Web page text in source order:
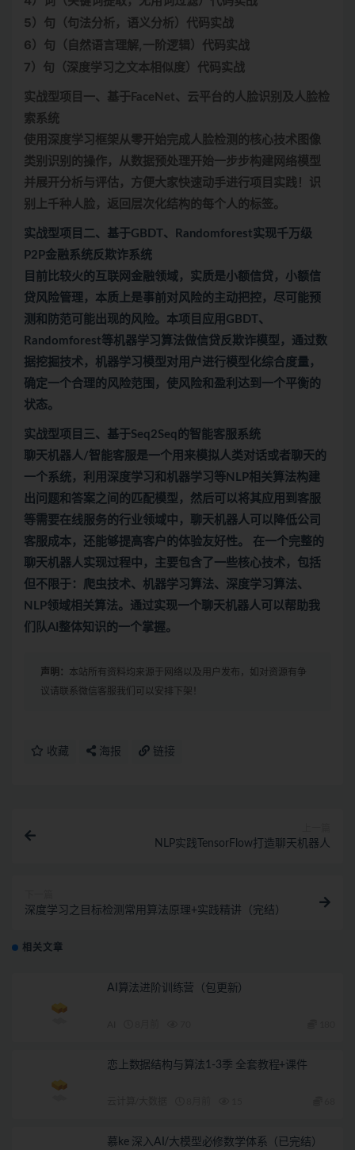
5）句（句法分析，语义分析）代码实战
6）句（自然语言理解,一阶逻辑）代码实战
7）句（深度学习之文本相似度）代码实战
实战型项目一、基于FaceNet、云平台的人脸识别及人脸检
索系统
使用深度学习框架从零开始完成人脸检测的核心技术图像
类别识别的操作，从数据预处理开始一步步构建网络模型
并展开分析与评估，方便大家快速动手进行项目实践！识
别上千种人脸，返回层次化结构的每个人的标签。
实战型项目二、基于GBDT、Randomforest实现千万级
P2P金融系统反欺诈系统
目前比较火的互联网金融领域，实质是小额信贷，小额信
贷风险管理，本质上是事前对风险的主动把控，尽可能预
测和防范可能出现的风险。本项目应用GBDT、
Randomforest等机器学习算法做信贷反欺诈模型，通过数
据挖掘技术，机器学习模型对用户进行模型化综合度量，
确定一个合理的风险范围，使风险和盈利达到一个平衡的
状态。
实战型项目三、基于Seq2Seq的智能客服系统
聊天机器人/智能客服是一个用来模拟人类对话或者聊天的
一个系统，利用深度学习和机器学习等NLP相关算法构建
出问题和答案之间的匹配模型，然后可以将其应用到客服
等需要在线服务的行业领域中，聊天机器人可以降低公司
客服成本，还能够提高客户的体验友好性。 在一个完整的
聊天机器人实现过程中，主要包含了一些核心技术，包括
但不限于：爬虫技术、机器学习算法、深度学习算法、
NLP领域相关算法。通过实现一个聊天机器人可以帮助我
们队AI整体知识的一个掌握。
声明： 本站所有资料均来源于网络以及用户发布，如对资源有争
议请联系微信客服我们可以安排下架！
收藏 海报 链接
NLP实践TensorFlow打造聊天机器人
深度学习之目标检测常用算法原理+实践精讲（完结）
相关文章
AI算法进阶训练营（包更新）
恋上数据结构与算法1-3季 全套教程+课件
慕ke 深入AI/大模型必修数学体系（已完结）